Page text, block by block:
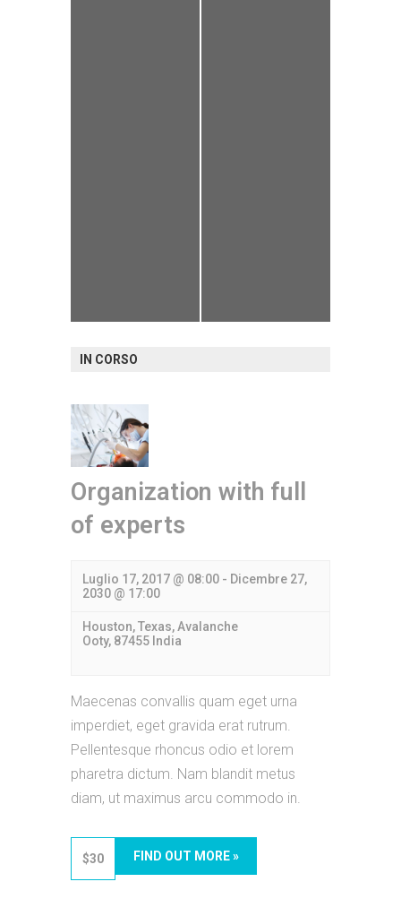
IN CORSO
Organization with full
of experts
Luglio 17, 2017 @ 08:00 - Dicembre 27,
2030 @ 17:00
Houston, Texas, Avalanche
Ooty, 87455 India
Maecenas convallis quam eget urna
imperdiet, eget gravida erat rutrum.
Pellentesque rhoncus odio et lorem
pharetra dictum. Nam blandit metus
diam, ut maximus arcu commodo in.
$30 FIND OUT MORE »